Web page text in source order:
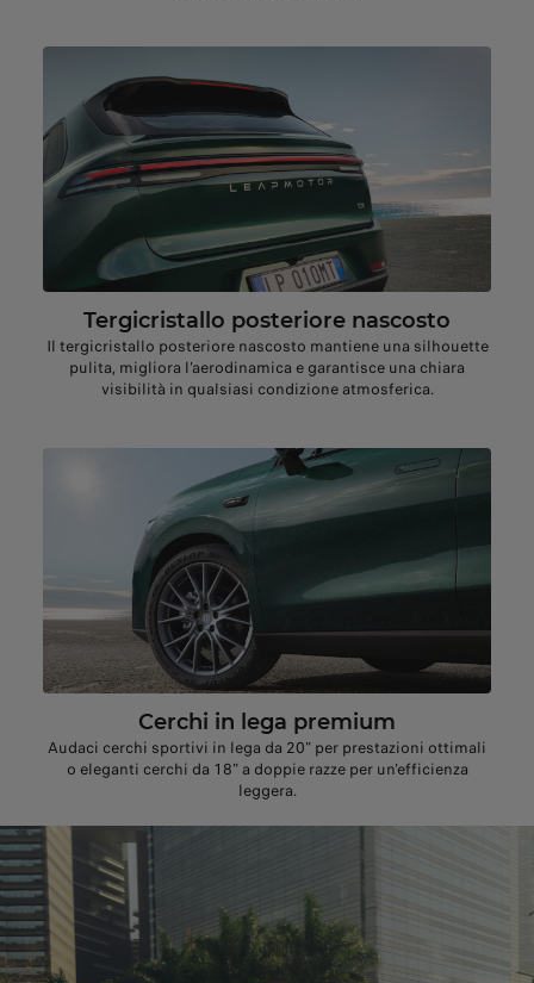
Tergicristallo posteriore nascosto
Il tergicristallo posteriore nascosto mantiene una silhouette
pulita, migliora l'aerodinamica e garantisce una chiara
visibilità in qualsiasi condizione atmosferica.
Cerchi in lega premium
Audaci cerchi sportivi in lega da 20" per prestazioni ottimali
o eleganti cerchi da 18" a doppie razze per un'efficienza
leggera.